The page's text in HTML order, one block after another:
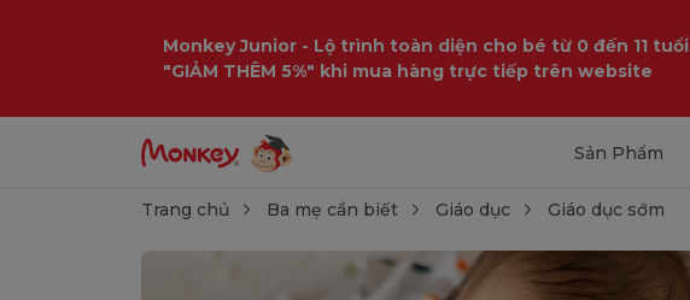
Monkey Junior - Lộ trình toàn diện cho bé từ 0 đến 11 tuổi
"GIẢM THÊM 5%" khi mua hàng trực tiếp trên website
Sản Phẩm
Trang chủ Ba mẹ cần biết Giáo dục Giáo dục sớm